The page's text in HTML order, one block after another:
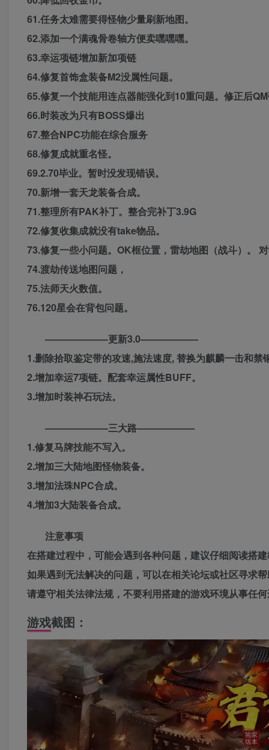
61.任务太难需要得怪物少量刷新地图。
62.添加一个满魂骨卷轴方便卖嘿嘿嘿。
63.幸运项链增加新加项链
64.修复首饰盒装备M2没属性问题。
65.修复一个技能用连点器能强化到10重问题。修正后
66.时装改为只有BOSS爆出
67.整合NPC功能在综合服务
68.修复成就重名怪。
69.2.70毕业。暂时没发现错误。
70.新增一套天龙装备合成。
71.整理所有PAK补丁。整合完补丁3.9G
72.修复收集成就没有take物品。
73.修复一些小问题。OK框位置，雷劫地图（战斗）。 对
74.渡劫传送地图问题，
75.法师天火数值。
76.120星会在背包问题。
——————–更新3.0——————
1.删除拾取鉴定带的攻速,施法速度, 替换为麒麟一击和禁
2.增加幸运7项链。配套幸运属性BUFF。
3.增加时装神石玩法。
——————–三大路——————
1.修复马牌技能不写入。
2.增加三大陆地图怪物装备。
3.增加法珠NPC合成。
4.增加3大陆装备合成。
注意事项
在搭建过程中，可能会遇到各种问题，建议仔细阅读搭建
如果遇到无法解决的问题，可以在相关论坛或社区寻求帮
请遵守相关法律法规，不要利用搭建的游戏环境从事任何
游戏截图：